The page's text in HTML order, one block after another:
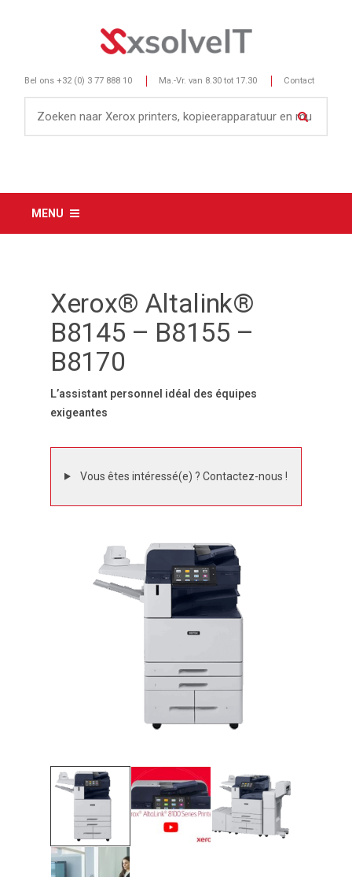
Bel ons +32 (0) 3 77 888 10 Ma.-Vr. van 8.30 tot 17.30 Contact
MENU
Xerox® Altalink®
B8145 – B8155 –
B8170
L’assistant personnel idéal des équipes
exigeantes
Vous êtes intéressé(e) ? Contactez-nous !